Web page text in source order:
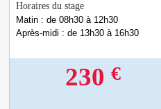
Horaires du stage
Matin : de 08h30 à 12h30
Après-midi : de 13h30 à 16h30
230 €